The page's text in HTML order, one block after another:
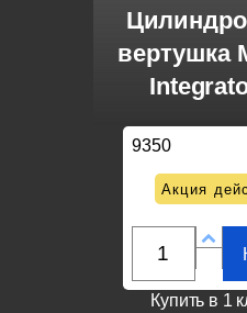
вертушка
9350
Акция
Купить в 1